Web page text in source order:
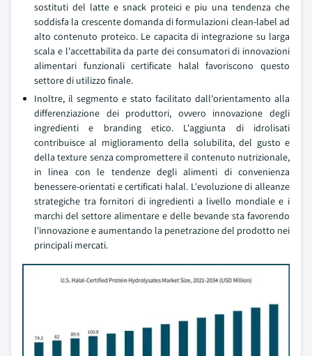
sostituti del latte e snack proteici e piu una tendenza che
soddisfa la crescente domanda di formulazioni clean-label ad
alto contenuto proteico. Le capacita di integrazione su larga
scala e l'accettabilita da parte dei consumatori di innovazioni
alimentari funzionali certificate halal favoriscono questo
settore di utilizzo finale.
Inoltre, il segmento e stato facilitato dall'orientamento alla
differenziazione dei produttori, ovvero innovazione degli
ingredienti e branding etico. L'aggiunta di idrolisati
contribuisce al miglioramento della solubilita, del gusto e
della texture senza compromettere il contenuto nutrizionale,
in linea con le tendenze degli alimenti di convenienza
benessere-orientati e certificati halal. L'evoluzione di alleanze
strategiche tra fornitori di ingredienti a livello mondiale e i
marchi del settore alimentare e delle bevande sta favorendo
l'innovazione e aumentando la penetrazione del prodotto nei
principali mercati.